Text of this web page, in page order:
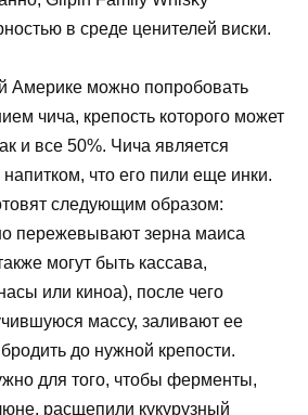
в среде ценителей виски.
Америке можно попробовать
чича, крепость которого может
и все 50%. Чича является
что его пили еще инки.
следующим образом:
пережевывают зерна маиса
могут быть кассава,
или киноа), после чего
массу, заливают ее
до нужной крепости.
для того, чтобы ферменты,
расщепили кукурузный